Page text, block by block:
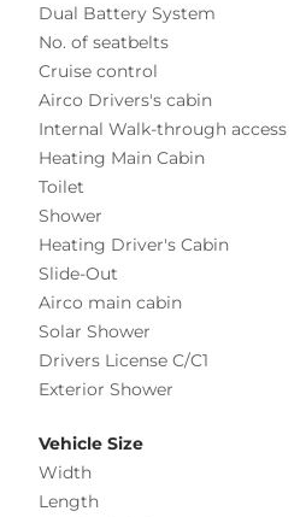
Dual Battery System
No. of seatbelts
Cruise control
Airco Drivers's cabin
Internal Walk-through access
Heating Main Cabin
Toilet
Shower
Heating Driver's Cabin
Slide-Out
Airco main cabin
Solar Shower
Drivers License C/C1
Exterior Shower
Vehicle Size
Width
Length